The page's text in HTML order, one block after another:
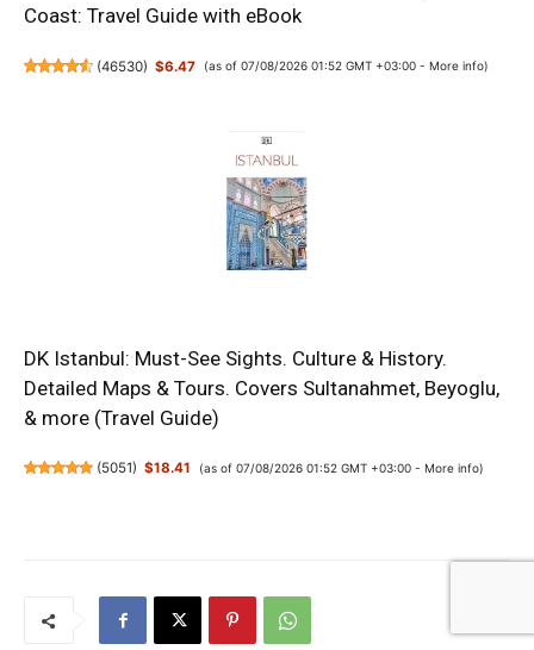
Coast: Travel Guide with eBook
(46530) $6.47 (as of 07/08/2026 01:52 GMT +03:00 - More info)
DK Istanbul: Must-See Sights. Culture & History.
Detailed Maps & Tours. Covers Sultanahmet, Beyoglu,
& more (Travel Guide)
(5051) $18.41 (as of 07/08/2026 01:52 GMT +03:00 - More info)